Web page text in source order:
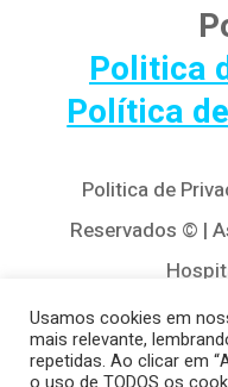
Politica
Política
Politica de
Reservados © |
Av. Agostinho
80030-
Usamos cookies em
mais relevante,
repetidas. Ao clicar em